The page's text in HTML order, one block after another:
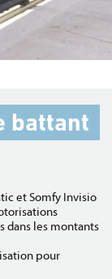
battant
et Somfy Invisio
dans les montants
pour